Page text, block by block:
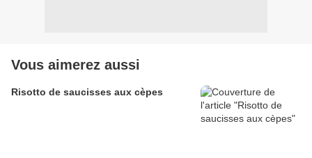
Vous aimerez aussi
Risotto de saucisses aux cèpes